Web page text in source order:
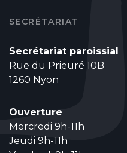
SECRÉTARIAT
Secrétariat paroissial
Rue du Prieuré 10B
1260 Nyon
Ouverture
Mercredi 9h-11h
Jeudi 9h-11h